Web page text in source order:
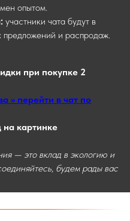
опытом.
участники чата будут в
предложений и распродаж.
при покупке 2
>> перейти в чат по
на картинке
— это вклад в экологию и
будем рады вас